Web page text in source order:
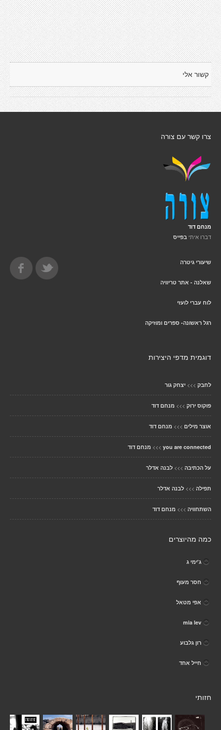
קשור אלי
צרו קשר עם צורה
מנחם דוד
דברו איתי בפייס
שיעורי גיטרה
שאלנה - אתר טריוויה
לוח עברי לועזי
רגל ראשונה- ספרים ומוזיקה
דוגמית מדפי היצירות
לחבק >>> יצחק גור
פוקוס ירוק >>> מנחם דוד
אוצר מילים >>> מנחם דוד
you are connected
>>> מנחם דוד
על הכתיבה >>> לבנה אדלר
תפילה >>> לבנה אדלר
השתחוויה >>> מנחם דוד
כמה מהיוצרים
ג'ימי ג
חסר מעוף
אפי מטאל
mia lev
רון גלבוע
חייל אחד
חזותי